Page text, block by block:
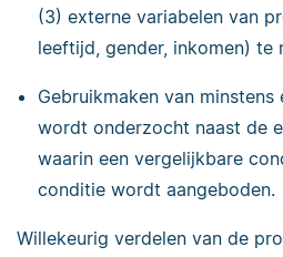
(3) externe variabelen van
leeftijd, gender, inkomen) te
Gebruikmaken van
wordt onderzocht naast de
waarin een vergelijkbare
conditie wordt aangeboden.
Willekeurig verdelen van de